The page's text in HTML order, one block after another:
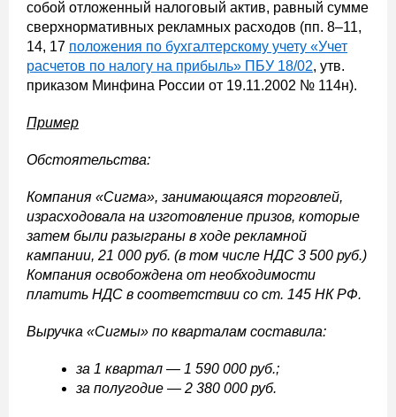
собой отложенный налоговый актив, равный сумме
сверхнормативных рекламных расходов (пп. 8–11,
14, 17 положения по бухгалтерскому учету «Учет
расчетов по налогу на прибыль» ПБУ 18/02, утв.
приказом Минфина России от 19.11.2002 № 114н).
Пример
Обстоятельства:
Компания «Сигма», занимающаяся торговлей,
израсходовала на изготовление призов, которые
затем были разыграны в ходе рекламной
кампании, 21 000 руб. (в том числе НДС 3 500 руб.)
Компания освобождена от необходимости
платить НДС в соответствии со ст. 145 НК РФ.
Выручка «Сигмы» по кварталам составила:
за 1 квартал — 1 590 000 руб.;
за полугодие — 2 380 000 руб.